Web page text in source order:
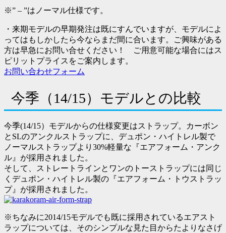
※” – ”はノーマル仕様です。
・来期モデルの早期発注は既にすんでいますが、モデルによ
ってはもしかしたら今ならまだ間に合います。ご興味がある
方は早急にお問い合せください！ ご用意可能な場合にはス
ピリットプライスをご案内します。
お問い合わせフォーム
今季（14/15）モデルとの比較
今季(14/15）モデルからの仕様変更はストラップ。カーボン
とSLのアンクルストラップに、デュポン・ハイトレル製で
ノーマルストラップより30%軽量な『エアフォーム・アンク
ル』が採用されました。
そして、ストレートラインとワンのトーストラップには同じ
くデュポン・ハイトレル製の『エアフォーム・トウストラッ
プ』が採用されました。
※ちなみに2014/15モデルでも既に採用されているエアスト
ラップについては、そのシンプルな見た目からたよりなさげ